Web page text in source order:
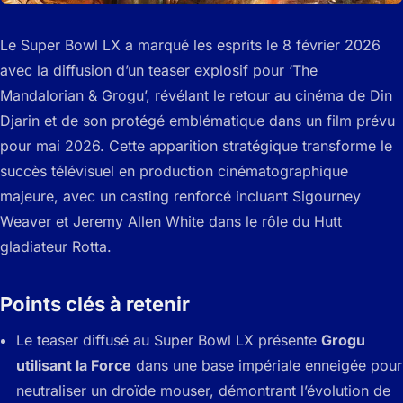
Le Super Bowl LX a marqué les esprits le 8 février 2026
avec la diffusion d’un teaser explosif pour ‘The
Mandalorian & Grogu’, révélant le retour au cinéma de Din
Djarin et de son protégé emblématique dans un film prévu
pour mai 2026. Cette apparition stratégique transforme le
succès télévisuel en production cinématographique
majeure, avec un casting renforcé incluant Sigourney
Weaver et Jeremy Allen White dans le rôle du Hutt
gladiateur Rotta.
Points clés à retenir
Le teaser diffusé au Super Bowl LX présente Grogu
utilisant la Force dans une base impériale enneigée pour
neutraliser un droïde mouser, démontrant l’évolution de